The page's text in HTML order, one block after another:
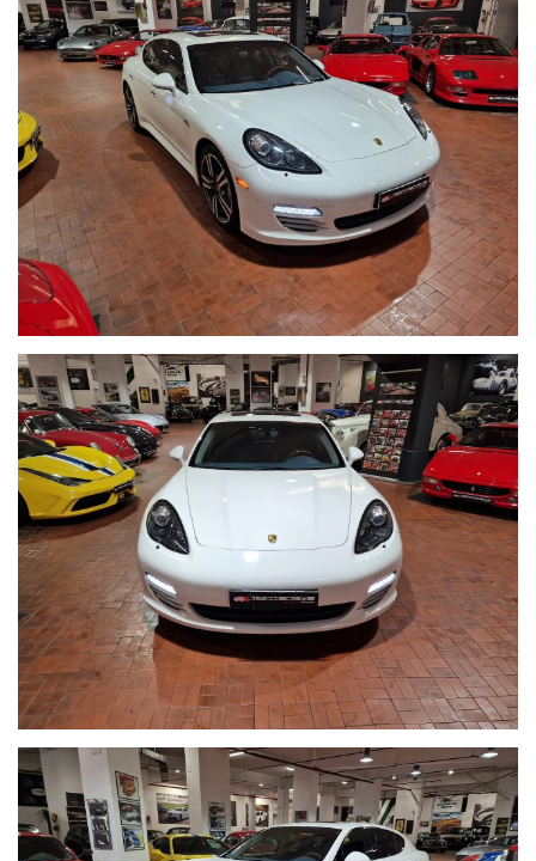
KEY LESS ENTRY
REGOLAZIONE SOSPENSIONI
PACCHETTO CHRONO
SENSORI PARCHEGGIO
TELECAMERA
VETRI OSCURATI
IMPIANTO AUDIO BOSE
CLIMATIZZATORE
TAGLIANDI PORSCHE
TUTTA LA DOTAZIONE ORIGINALE
VETTURA ORIGINARIA MERCATO USA E IN ITALIA DAL 2019
Visibile presso la nostra sede di via A.De Viti de Marco 48 Roma su
appuntamento
Per informazioni contatto diretto:
Federico Anversa cell. 0039 3939487504
Tommaso Costantini cell.0039 3887401695
Telefono ufficio 0039 06.83779867
PER MAGGIORI FOTO VISITA: www.Montenevegroup.it
We speak english-Wir sprechen deutsch-Beszelunk magyarul-
Hablamos espanol
Seguici su Facebook diventa fan: